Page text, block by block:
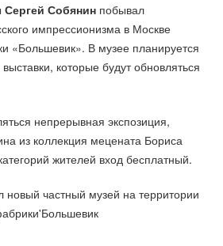
Сергей Собянин побывал
импрессионизма в Москве
«Большевик». В музее планируется
которые будут обновляться
непрерывная экспозиция,
из коллекция мецената Бориса
жителей вход бесплатный.